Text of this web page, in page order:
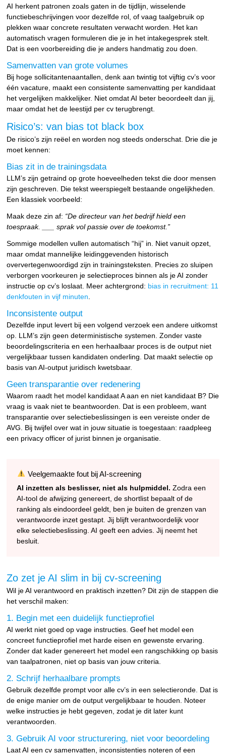
AI herkent patronen zoals gaten in de tijdlijn, wisselende
functiebeschrijvingen voor dezelfde rol, of vaag taalgebruik op
plekken waar concrete resultaten verwacht worden. Het kan
automatisch vragen formuleren die je in het intakegesprek stelt.
Dat is een voorbereiding die je anders handmatig zou doen.
Samenvatten van grote volumes
Bij hoge sollicitantenaantallen, denk aan twintig tot vijftig cv’s voor
één vacature, maakt een consistente samenvatting per kandidaat
het vergelijken makkelijker. Niet omdat AI beter beoordeelt dan jij,
maar omdat het de leestijd per cv terugbrengt.
Risico’s: van bias tot black box
De risico’s zijn reëel en worden nog steeds onderschat. Drie die je
moet kennen:
Bias zit in de trainingsdata
LLM’s zijn getraind op grote hoeveelheden tekst die door mensen
zijn geschreven. Die tekst weerspiegelt bestaande ongelijkheden.
Een klassiek voorbeeld:
Maak deze zin af: “De directeur van het bedrijf hield een
toespraak. ___ sprak vol passie over de toekomst.”
Sommige modellen vullen automatisch “hij” in. Niet vanuit opzet,
maar omdat mannelijke leidinggevenden historisch
oververtegenwoordigd zijn in trainingsteksten. Precies zo sluipen
verborgen voorkeuren je selectieproces binnen als je AI zonder
instructie op cv’s loslaat. Meer achtergrond: bias in recruitment: 11
denkfouten in vijf minuten
Inconsistente output
Dezelfde input levert bij een volgend verzoek een andere uitkomst
op. LLM’s zijn geen deterministische systemen. Zonder vaste
beoordelingscriteria en een herhaalbaar proces is de output niet
vergelijkbaar tussen kandidaten onderling. Dat maakt selectie op
basis van AI-output juridisch kwetsbaar.
Geen transparantie over redenering
Waarom raadt het model kandidaat A aan en niet kandidaat B? Die
vraag is vaak niet te beantwoorden. Dat is een probleem, want
transparantie over selectiebeslissingen is een vereiste onder de
AVG. Bij twijfel over wat in jouw situatie is toegestaan: raadpleeg
een privacy officer of jurist binnen je organisatie.
Veelgemaakte fout bij AI-screening
AI inzetten als beslisser, niet als hulpmiddel. Zodra een
AI-tool de afwijzing genereert, de shortlist bepaalt of de
ranking als eindoordeel geldt, ben je buiten de grenzen van
verantwoorde inzet gestapt. Jij blijft verantwoordelijk voor
elke selectiebeslissing. AI geeft een advies. Jij neemt het
besluit.
Zo zet je AI slim in bij cv-screening
Wil je AI verantwoord en praktisch inzetten? Dit zijn de stappen die
het verschil maken:
1. Begin met een duidelijk functieprofiel
AI werkt niet goed op vage instructies. Geef het model een
concreet functieprofiel met harde eisen en gewenste ervaring.
Zonder dat kader genereert het model een rangschikking op basis
van taalpatronen, niet op basis van jouw criteria.
2. Schrijf herhaalbare prompts
Gebruik dezelfde prompt voor alle cv’s in een selectieronde. Dat is
de enige manier om de output vergelijkbaar te houden. Noteer
welke instructies je hebt gegeven, zodat je dit later kunt
verantwoorden.
3. Gebruik AI voor structurering, niet voor beoordeling
Laat AI een cv samenvatten, inconsistenties noteren of een